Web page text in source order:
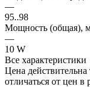
—
95..98
Мощность (общая),
—
10 W
Все характеристики
Цена
отличаться от цен